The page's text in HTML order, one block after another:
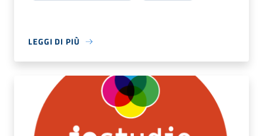
LEGGI DI PIÙ